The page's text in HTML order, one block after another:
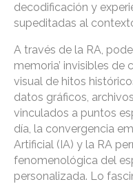
decodificación y
supeditadas al
A través de la RA,
memoria’ invisibles de
visual de hitos
datos gráficos,
vinculados a puntos
día, la convergencia
Artificial (IA) y la RA
fenomenológica del
personalizada. Lo